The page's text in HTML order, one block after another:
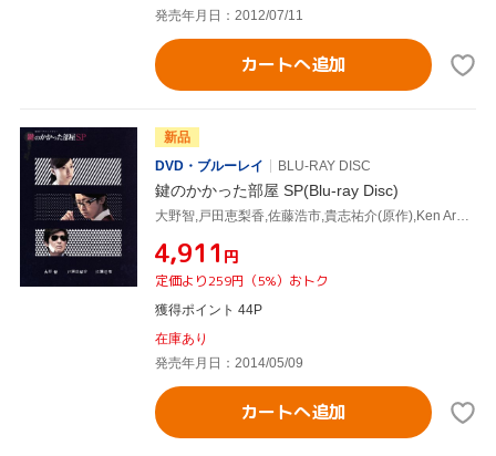
発売年月日：2012/07/11
カートへ追加
新品
DVD・ブルーレイ
BLU-RAY DISC
鍵のかかった部屋 SP(Blu-ray Disc)
大野智,戸田恵梨香,佐藤浩市,貴志祐介(原作),Ken Arai(音楽)
¥4,911 円
定価より259円（5%）おトク
獲得ポイント 44P
在庫あり
発売年月日：2014/05/09
カートへ追加